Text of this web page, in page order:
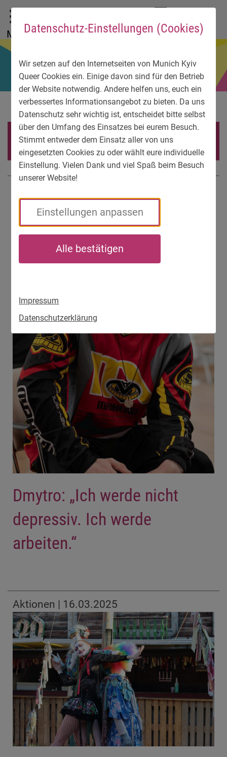
Datenschutz-Einstellungen (Cookies)
Wir setzen auf den Internetseiten von Munich Kyiv
Queer Cookies ein. Einige davon sind für den Betrieb
der Website notwendig. Andere helfen uns, euch ein
verbessertes Informationsangebot zu bieten. Da uns
Datenschutz sehr wichtig ist, entscheidet bitte selbst
über den Umfang des Einsatzes bei eurem Besuch.
Stimmt entweder dem Einsatz aller von uns
eingesetzten Cookies zu oder wählt eure individuelle
Einstellung. Vielen Dank und viel Spaß beim Besuch
unserer Website!
Einstellungen anpassen
Alle bestätigen
Impressum
Datenschutzerklärung
Zum Hauptmenü
Zum Sprachmenü
Zur Suche
Zum Inhalt
Zu den Service-Informationen
Menü
Aktuelles
Dmytro: „Ich werde nicht
depressiv. Ich werde
arbeiten.“
Aktionen | 16.03.2025